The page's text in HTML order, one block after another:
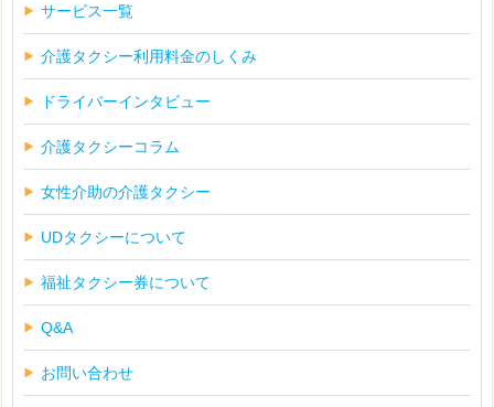
サービス一覧
介護タクシー利用料金のしくみ
ドライバーインタビュー
介護タクシーコラム
女性介助の介護タクシー
UDタクシーについて
福祉タクシー券について
Q&A
お問い合わせ